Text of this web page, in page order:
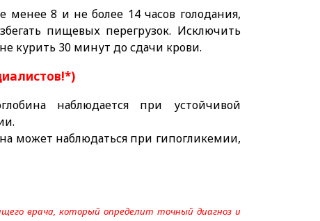
менее 8 и не более 14 часов голодания,
пищевых перегрузок. Исключить
курить 30 минут до сдачи крови.
наблюдается при устойчивой
может наблюдаться при гипогликемии,
врача, который определит точный диагноз и